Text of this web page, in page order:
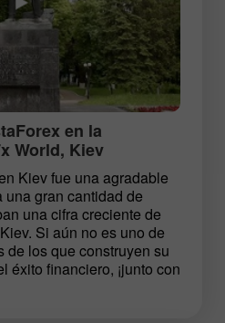
en la
World, Kiev
Kiev fue una agradable
gran cantidad de
una cifra creciente de
Si aún no es uno de
de los que construyen su
éxito financiero, ¡junto con